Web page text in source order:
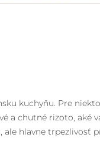
kuchyňu. Pre
a chutné rizoto, aké
ale hlavne trpezlivosť